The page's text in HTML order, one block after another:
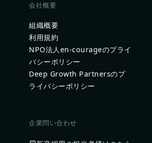
会社概要
組織概要
利用規約
NPO法人en-courageのプライ
バシーポリシー
Deep Growth Partnersのプ
ライバシーポリシー
企業問い合わせ